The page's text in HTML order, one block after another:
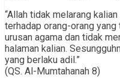
“Allah tidak melarang
terhadap orang-orang
urusan agama dan tidak
halaman kalian.
yang berlaku adil.”
(QS. Al-Mumtahanah 8)